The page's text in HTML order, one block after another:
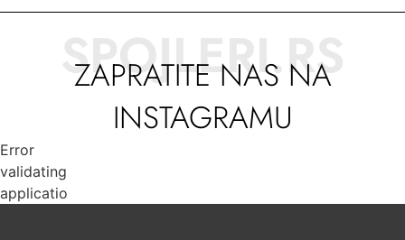
SPOJLERI.RS
ZAPRATITE NAS NA
INSTAGRAMU
Error
validating
application